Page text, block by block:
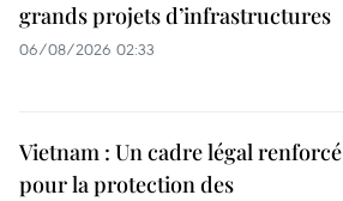
grands projets d’infrastructures
06/08/2026 02:33
Vietnam : Un cadre légal renforcé
pour la protection des